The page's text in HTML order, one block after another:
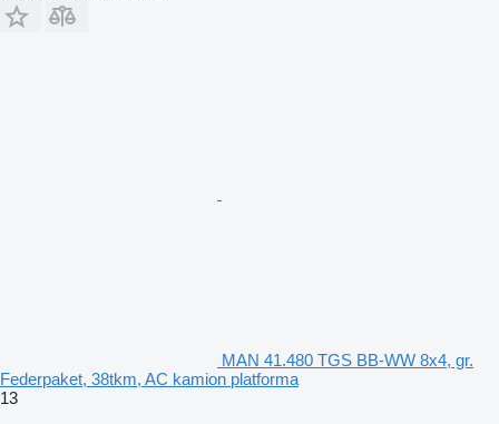
MAN 41.480 TGS BB-WW 8x4, gr.
Federpaket, 38tkm, AC kamion platforma
13